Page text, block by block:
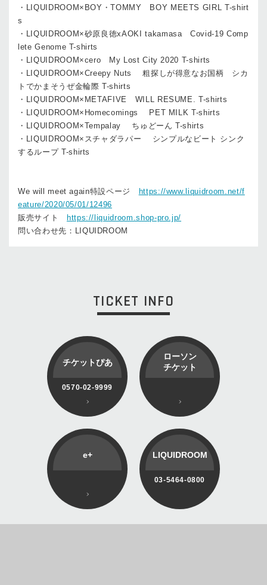
・LIQUIDROOM×BOY・TOMMY BOY MEETS GIRL T-shirt
s
・LIQUIDROOM×砂原良徳xAOKI takamasa Covid-19 Comp
lete Genome T-shirts
・LIQUIDROOM×cero My Lost City 2020 T-shirts
・LIQUIDROOM×Creepy Nuts 粗探しが得意なお国柄 シカ
トでかまそうぜ金輪際 T-shirts
・LIQUIDROOM×METAFIVE WILL RESUME. T-shirts
・LIQUIDROOM×Homecomings PET MILK T-shirts
・LIQUIDROOM×Tempalay ちゅどーん T-shirts
・LIQUIDROOM×スチャダラパー シンプルなビート シンク
するループ T-shirts
We will meet again特設ページ
https://www.liquidroom.net/f
eature/2020/05/01/12496
販売サイト
https://liquidroom.shop-pro.jp/
問い合わせ先：LIQUIDROOM
TICKET INFO
チケットぴあ
0570-02-9999
ローソン
チケット
e+ LIQUIDROOM
03-5464-0800